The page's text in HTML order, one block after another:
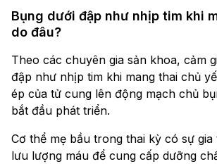
Bụng dưới đập như nhịp tim khi
do đâu?
Theo các chuyên gia sản khoa, cảm
đập như nhịp tim khi mang thai chủ
ép của tử cung lên động mạch chủ
bắt đầu phát triển.
Cơ thể mẹ bầu trong thai kỳ có sự
lưu lượng máu để cung cấp dưỡng